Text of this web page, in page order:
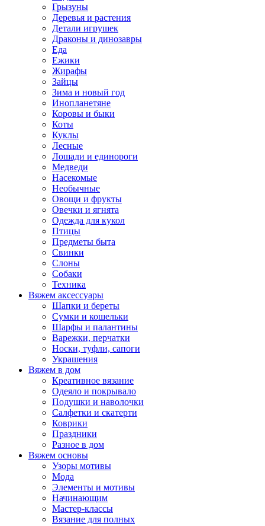
Грызуны
Деревья и растения
Детали игрушек
Драконы и динозавры
Еда
Ежики
Жирафы
Зайцы
Зима и новый год
Инопланетяне
Коровы и быки
Коты
Куклы
Лесные
Лошади и единороги
Медведи
Насекомые
Необычные
Овощи и фрукты
Овечки и ягнята
Одежда для кукол
Птицы
Предметы быта
Свинки
Слоны
Собаки
Техника
Вяжем аксессуары
Шапки и береты
Сумки и кошельки
Шарфы и палантины
Варежки, перчатки
Носки, туфли, сапоги
Украшения
Вяжем в дом
Креативное вязание
Одеяло и покрывало
Подушки и наволочки
Салфетки и скатерти
Коврики
Праздники
Разное в дом
Вяжем основы
Узоры мотивы
Мода
Элементы и мотивы
Начинающим
Мастер-классы
Вязание для полных